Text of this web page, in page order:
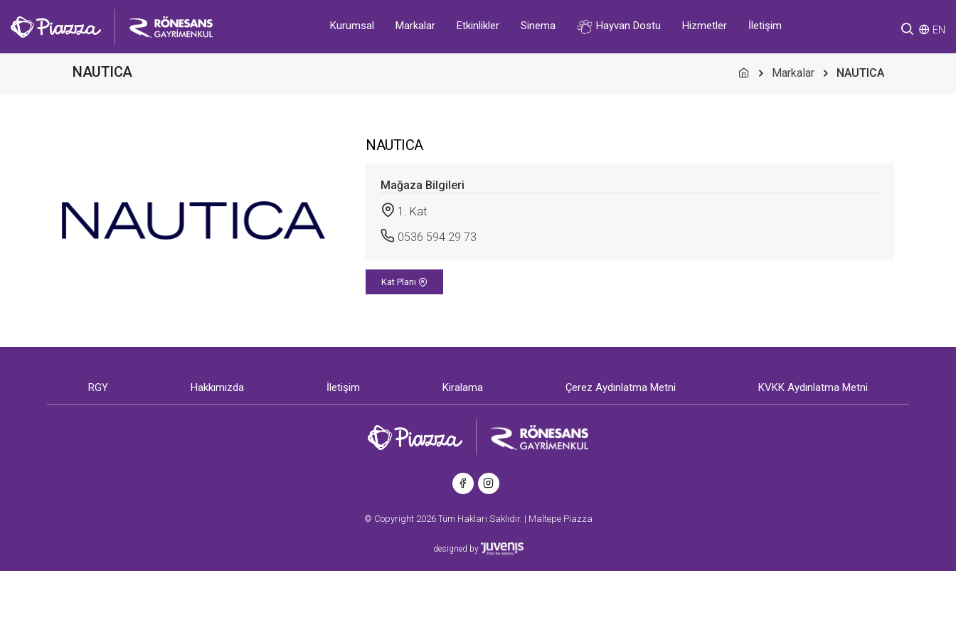
Kurumsal Markalar Etkinlikler Sinema Hayvan Dostu Hizmetler İletişim EN
NAUTICA Markalar NAUTICA
NAUTICA
Mağaza Bilgileri
1. Kat
0536 594 29 73
Kat Planı
RGY Hakkımızda İletişim Kiralama Çerez Aydınlatma Metni KVKK Aydınlatma Metni
© Copyright 2026 Tüm Hakları Saklıdır. | Maltepe Piazza
designed by